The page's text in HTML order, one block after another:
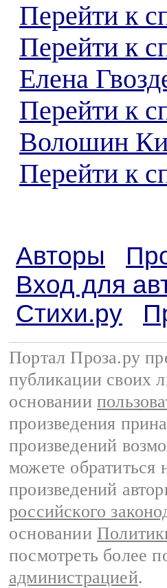
Перейти к
Перейти к
Елена
Перейти к
Волошин
Перейти к
Авторы
Вход для
Стихи.ру
Портал Проза.ру
публикации своих
основании
произведения
произведений
можете обратиться
произведений
российского
основании
посмотреть более
администрацией.